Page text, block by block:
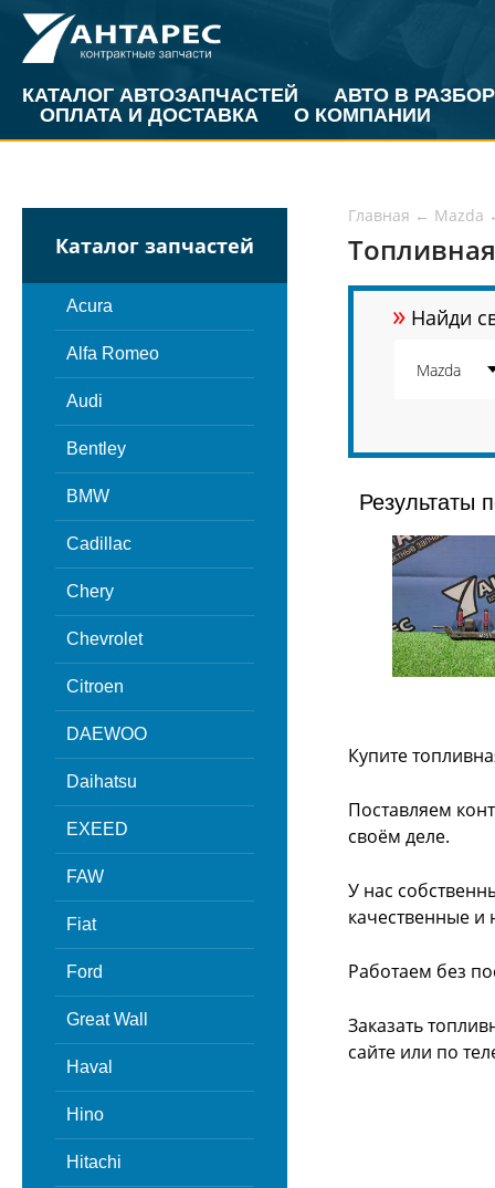
КАТАЛОГ АВТОЗАПЧАСТЕЙ
АВТО В РАЗБОР
ОПЛАТА И ДОСТАВКА
О КОМПАНИИ
Каталог запчастей
Acura
Alfa Romeo
Audi
Bentley
BMW
Cadillac
Chery
Chevrolet
Citroen
DAEWOO
Daihatsu
EXEED
FAW
Fiat
Ford
Great Wall
Haval
Hino
Hitachi
Главная ← Mazda
» Найди
Результаты
Купите
Поставляем
своём деле.
У нас
качественные и
Работаем без
Заказать
сайте или по